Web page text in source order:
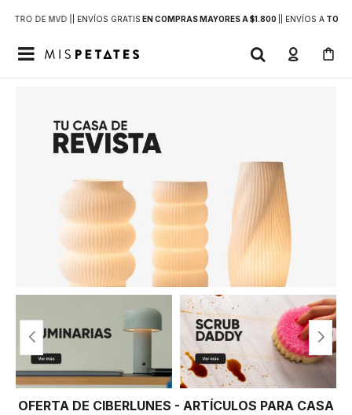
DE MVD | | ENVÍOS GRATIS EN COMPRAS MAYORES A $1.800 | ENVÍOS ATODO

OFERTA DE CIBERLUNES - ARTÍCULOS PARA CASA